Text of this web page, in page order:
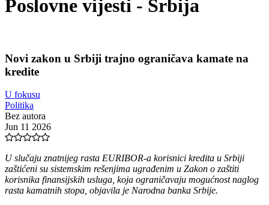
Poslovne vijesti - Srbija
Novi zakon u Srbiji trajno ograničava kamate na
kredite
U fokusu
Politika
Bez autora
Jun 11 2026
U slučaju znatnijeg rasta EURIBOR-a korisnici kredita u Srbiji
zaštićeni su sistemskim rešenjima ugrađenim u Zakon o zaštiti
korisnika finansijskih usluga, koja ograničavaju mogućnost naglog
rasta kamatnih stopa, objavila je Narodna banka Srbije.